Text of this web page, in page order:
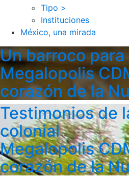
Tipo >
Instituciones
México, una mirada
Un barroco
Megalopolis
corazón de la
Testimonios de
colonial
Megalopolis
corazón de la